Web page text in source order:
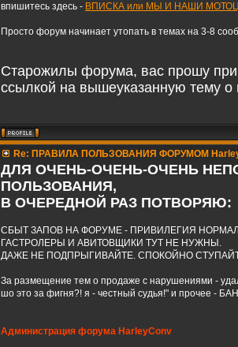
впишитесь здесь - ВПИСКА или МЫ И НАШИ
Просто форум начинает утопать в темах на 3-8
Старожилы форума, вас прошу при
ссылкой на вышеуказанную тему о
Re: ПРАВИЛА ПОЛЬЗОВАНИЯ ФОРУМОМ
ДЛЯ ОЧЕНЬ-ОЧЕНЬ-ОЧЕНЬ
ПОЛЬЗОВАНИЯ,
В ОЧЕРЕДНОЙ РАЗ ПОТВОРЯЮ:
СБЫТ ЗАПОВ НА ФОРУМЕ - ПРИВИЛЕГИЯ
ГАСТРОЛЕРЫ И АВИТОВЩИКИ ТУТ НЕ НУЖНЫ.
ДАЖЕ НЕ ПОДПРЫГИВАЙТЕ. СПОКОЙНО
За размещение тем о продаже с нарушениями -
шо это за фигня?! я - честный судья!" и прочее -
Администрация форума HarleyConv